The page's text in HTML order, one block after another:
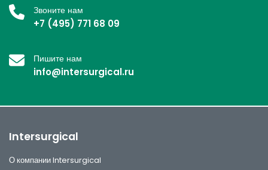
Звоните нам
+7 (495) 771 68 09
Пишите нам
info@intersurgical.ru
Intersurgical
О компании Intersurgical